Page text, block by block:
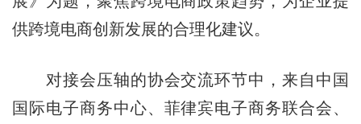
供跨境电商创新发展的合理化建议。
对接会压轴的协会交流环节中，来自中国
国际电子商务中心、菲律宾电子商务联合会、